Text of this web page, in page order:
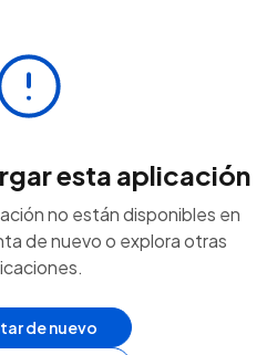
esta aplicación
no están disponibles en
de nuevo o explora otras
de nuevo